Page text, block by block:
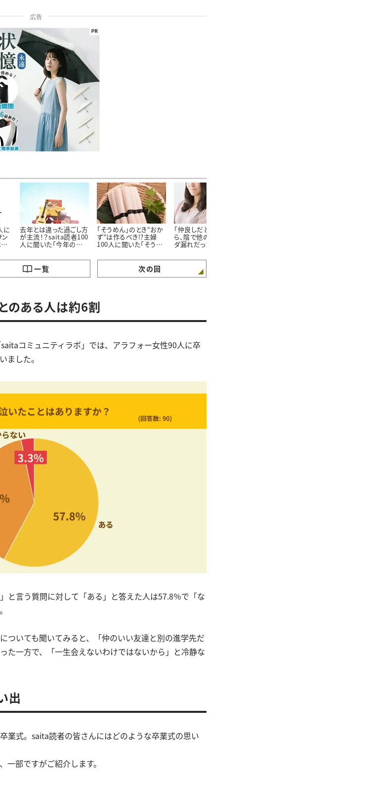
広告
に
ン
去年とは違った過ごし方
が主流！？saita読者100
人に聞いた「今年の夏
「そうめん」のとき“おか
ず”は作るべき!?主婦
100人に聞いた「そうめ
「仲良しだと思っていた
ら、陰で他の方に情報ダ
ダ漏れだった…。」主婦
あった怖いママ友トラブ
一覧 次の回
のある人は約6割
コミュニティラボ」では、アラフォー女性90人に卒
ました。
と言う質問に対して「ある」と答えた人は57.8％で「な
ついても聞いてみると、「仲のいい友達と別の進学先だ
た一方で、「一生会えないわけではないから」と冷静な
出
業式。saita読者の皆さんにはどのような卒業式の思い
一部ですがご紹介します。